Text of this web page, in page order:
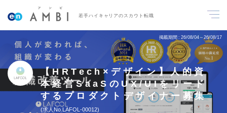
若手ハイキャリアのスカウト転職
掲載期間 26/08/04～26/08/17
【HRTech×デザイン】人的資
本経営SaaSのUX/UIをリード
するプロダクトデザイナー募集
求人No.LAFOL-00012